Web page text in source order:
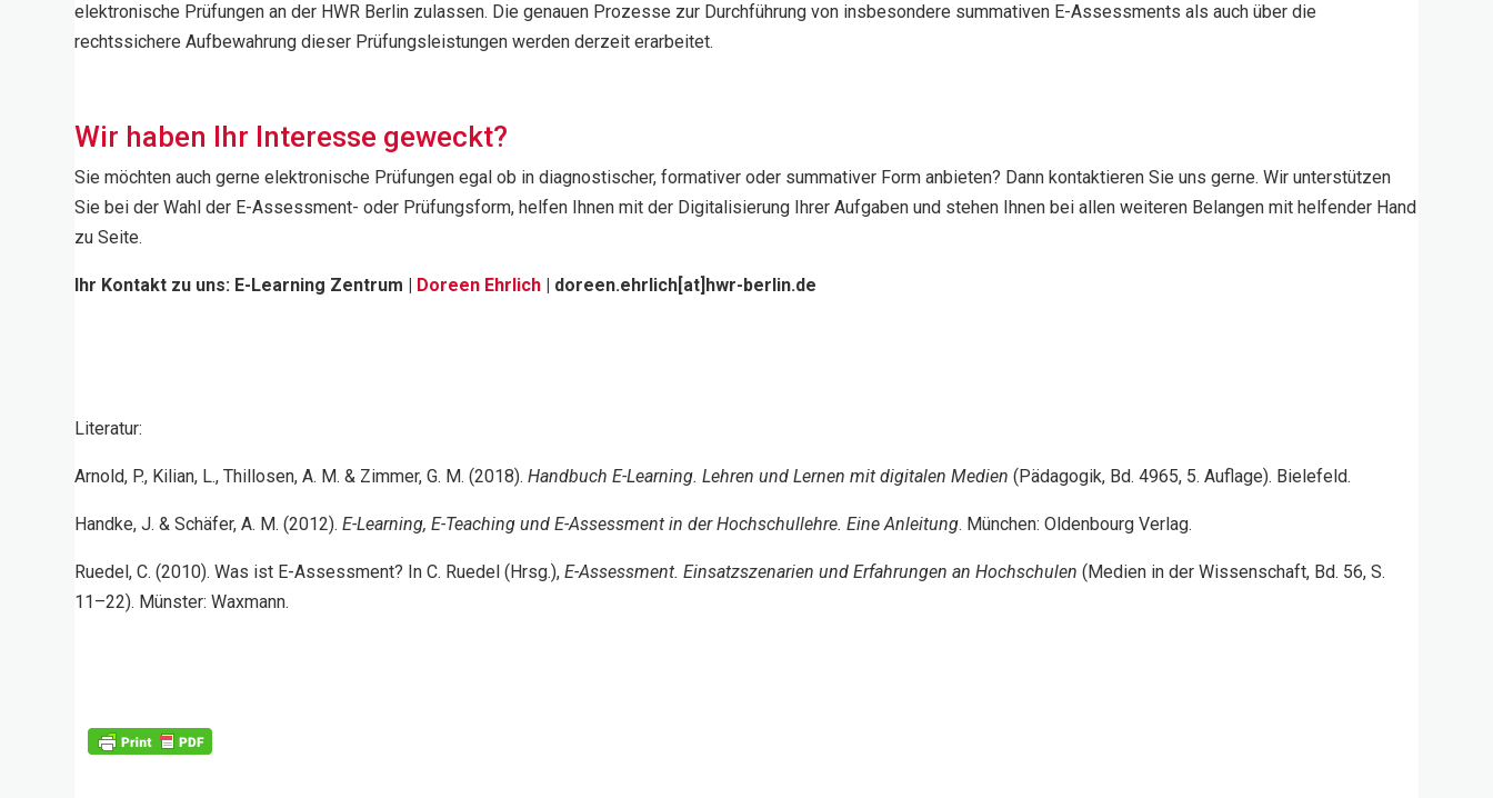
elektronische Prüfungen an der HWR Berlin zulassen. Die genauen Prozesse zur Durchführung von insbesondere summativen E-Assessments als auch über die
rechtssichere Aufbewahrung dieser Prüfungsleistungen werden derzeit erarbeitet.
Wir haben Ihr Interesse geweckt?
Sie möchten auch gerne elektronische Prüfungen egal ob in diagnostischer, formativer oder summativer Form anbieten? Dann kontaktieren Sie uns gerne. Wir unterstützen
Sie bei der Wahl der E-Assessment- oder Prüfungsform, helfen Ihnen mit der Digitalisierung Ihrer Aufgaben und stehen Ihnen bei allen weiteren Belangen mit helfender Hand
zu Seite.
Ihr Kontakt zu uns: E-Learning Zentrum | Doreen Ehrlich | doreen.ehrlich[at]hwr-berlin.de
Literatur:
Arnold, P., Kilian, L., Thillosen, A. M. & Zimmer, G. M. (2018).Handbuch E-Learning. Lehren und Lernen mit digitalen Medien(Pädagogik, Bd. 4965, 5. Auflage). Bielefeld.
Handke, J. & Schäfer, A. M. (2012).E-Learning, E-Teaching und E-Assessment in der Hochschullehre. Eine Anleitung. München: Oldenbourg Verlag.
Ruedel, C. (2010). Was ist E-Assessment? In C. Ruedel (Hrsg.),E-Assessment. Einsatzszenarien und Erfahrungen an Hochschulen(Medien in der Wissenschaft, Bd. 56, S.
11–22). Münster: Waxmann.